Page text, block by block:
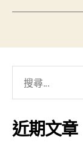
關
鍵
字:
近期文章